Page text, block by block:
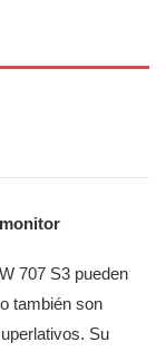
707 S3 pueden
también son
Su